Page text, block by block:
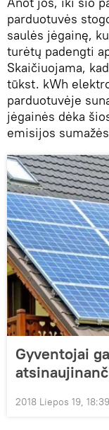
parduotuvės
saulės jėgainę,
turėtų padengti
Skaičiuojama,
tūkst. kWh
parduotuvėje
jėgainės dėka
emisijos
Gyventojai
2018 Liepos 19, 18:39